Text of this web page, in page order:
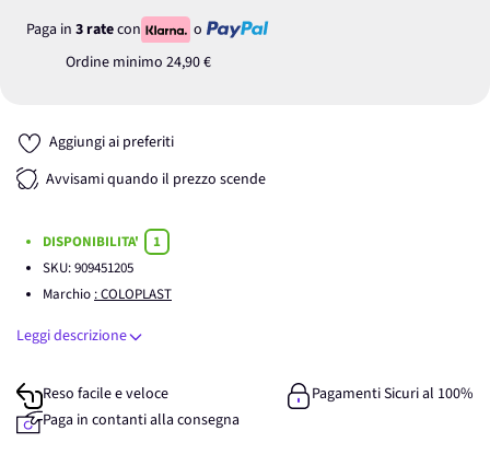
Paga in 3 ratecon
o
Ordine minimo 24,90 €
Aggiungi ai preferiti
Avvisami quando il prezzo scende
DISPONIBILITA'
1
SKU:909451205
Marchio : COLOPLAST
Leggi descrizione
Reso facile e veloce
Pagamenti Sicuri al 100%
Paga in contanti alla consegna